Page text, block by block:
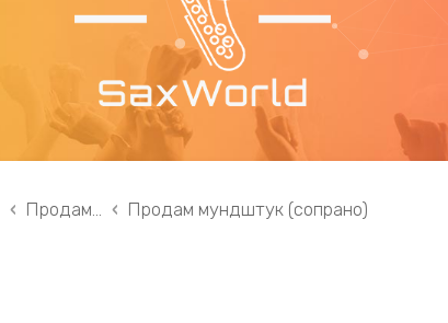
Продам... Продам мундштук (сопрано)